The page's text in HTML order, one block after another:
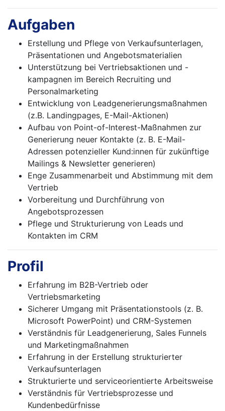
Aufgaben
Erstellung und Pflege von Verkaufsunterlagen,
Präsentationen und Angebotsmaterialien
Unterstützung bei Vertriebsaktionen und -
kampagnen im Bereich Recruiting und
Personalmarketing
Entwicklung von Leadgenerierungsmaßnahmen
(z.B. Landingpages, E-Mail-Aktionen)
Aufbau von Point-of-Interest-Maßnahmen zur
Generierung neuer Kontakte (z. B. E-Mail-
Adressen potenzieller Kund:innen für zukünftige
Mailings & Newsletter generieren)
Enge Zusammenarbeit und Abstimmung mit dem
Vertrieb
Vorbereitung und Durchführung von
Angebotsprozessen
Pflege und Strukturierung von Leads und
Kontakten im CRM
Profil
Erfahrung im B2B-Vertrieb oder
Vertriebsmarketing
Sicherer Umgang mit Präsentationstools (z. B.
Microsoft PowerPoint) und CRM-Systemen
Verständnis für Leadgenerierung, Sales Funnels
und Marketingmaßnahmen
Erfahrung in der Erstellung strukturierter
Verkaufsunterlagen
Strukturierte und serviceorientierte Arbeitsweise
Verständnis für Vertriebsprozesse und
Kundenbedürfnisse